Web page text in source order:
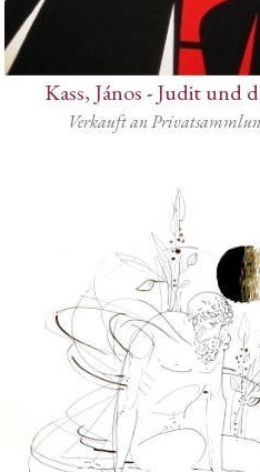
Kass, János-Judit und
Verkauft an